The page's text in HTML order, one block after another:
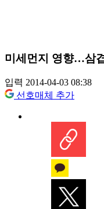
미세먼지 영향…삼
입력 2014-04-03 08:38
선호매체 추가